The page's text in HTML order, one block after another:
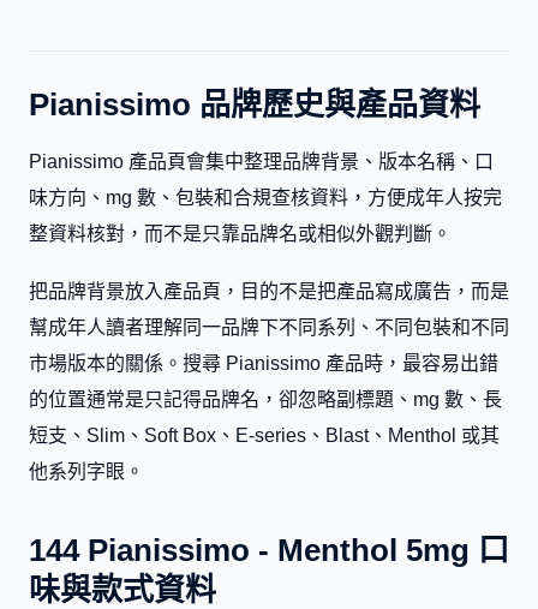
Pianissimo 品牌歷史與產品資料
Pianissimo 產品頁會集中整理品牌背景、版本名稱、口
味方向、mg 數、包裝和合規查核資料，方便成年人按完
整資料核對，而不是只靠品牌名或相似外觀判斷。
把品牌背景放入產品頁，目的不是把產品寫成廣告，而是
幫成年人讀者理解同一品牌下不同系列、不同包裝和不同
市場版本的關係。搜尋 Pianissimo 產品時，最容易出錯
的位置通常是只記得品牌名，卻忽略副標題、mg 數、長
短支、Slim、Soft Box、E-series、Blast、Menthol 或其
他系列字眼。
144 Pianissimo - Menthol 5mg 口
味與款式資料